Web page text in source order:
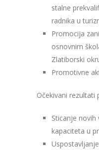
stalne
radnika u
Promocija
osnovnim
Zlatiborski
Promotivne
Očekivani rezultati
Sticanje novih
kapaciteta u